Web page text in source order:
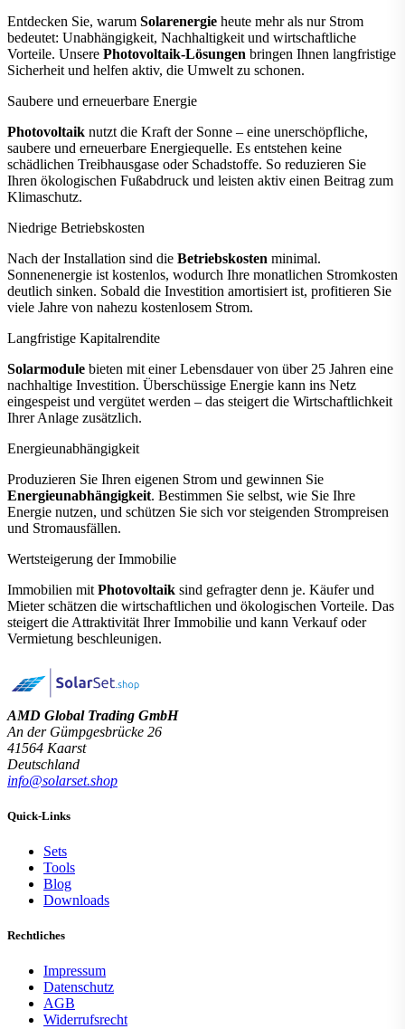
SG05LP1-EU-AM2-P +
4x SE-F5 Pro-C 5.12
kWh | ESS SET
3.850,00 €*
mehr erfahren
SG05LP3-EU + 12x SE-
F5 Pro-C 5.12 kWh |
Entdecken Sie, warum Solarenergie heute mehr als nur Strom
bedeutet: Unabhängigkeit, Nachhaltigkeit und wirtschaftliche
Vorteile. Unsere Photovoltaik-Lösungen bringen Ihnen langfristige
Sicherheit und helfen aktiv, die Umwelt zu schonen.
Saubere und erneuerbare Energie
Photovoltaik nutzt die Kraft der Sonne – eine unerschöpfliche,
saubere und erneuerbare Energiequelle. Es entstehen keine
schädlichen Treibhausgase oder Schadstoffe. So reduzieren Sie
Ihren ökologischen Fußabdruck und leisten aktiv einen Beitrag zum
Klimaschutz.
Niedrige Betriebskosten
Nach der Installation sind die Betriebskosten minimal.
Sonnenenergie ist kostenlos, wodurch Ihre monatlichen Stromkosten
deutlich sinken. Sobald die Investition amortisiert ist, profitieren Sie
viele Jahre von nahezu kostenlosem Strom.
Langfristige Kapitalrendite
Solarmodule bieten mit einer Lebensdauer von über 25 Jahren eine
nachhaltige Investition. Überschüssige Energie kann ins Netz
eingespeist und vergütet werden – das steigert die Wirtschaftlichkeit
Ihrer Anlage zusätzlich.
Energieunabhängigkeit
Produzieren Sie Ihren eigenen Strom und gewinnen Sie
Energieunabhängigkeit. Bestimmen Sie selbst, wie Sie Ihre
Energie nutzen, und schützen Sie sich vor steigenden Strompreisen
und Stromausfällen.
Wertsteigerung der Immobilie
Immobilien mit Photovoltaik sind gefragter denn je. Käufer und
Mieter schätzen die wirtschaftlichen und ökologischen Vorteile. Das
steigert die Attraktivität Ihrer Immobilie und kann Verkauf oder
Vermietung beschleunigen.
AMD Global Trading GmbH
An der Gümpgesbrücke 26
41564 Kaarst
Deutschland
info@solarset.shop
Quick-Links
Sets
Tools
Blog
Downloads
Rechtliches
Impressum
Datenschutz
AGB
Widerrufsrecht